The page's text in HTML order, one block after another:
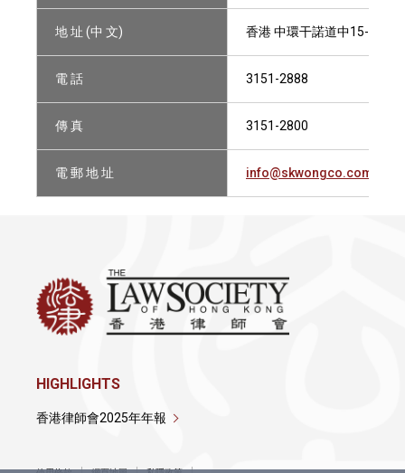
地 址 (中 文) 香港 中環干諾道中15-18號
電 話 3151-2888
傳 真 3151-2800
電 郵 地 址 info@skwongco.com
HIGHLIGHTS
香港律師會2025年年報